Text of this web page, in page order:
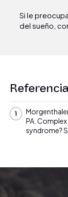
Si le
del sueño,
PA.
syndrome?